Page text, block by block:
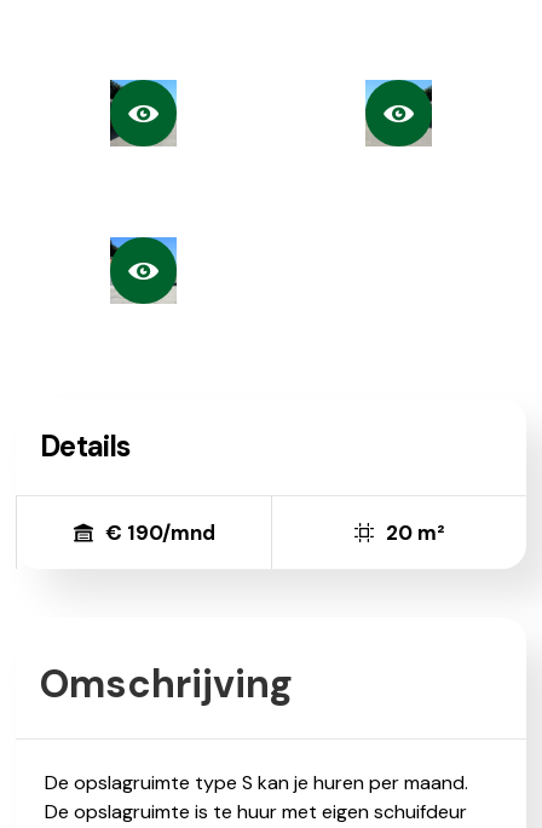
Details
€ 190/mnd 20 m²
Omschrijving
De opslagruimte type S kan je huren per maand.
De opslagruimte is te huur met eigen schuifdeur